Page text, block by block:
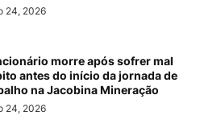
24, 2026
morre após sofrer mal
antes do início da jornada de
na Jacobina Mineração
24, 2026